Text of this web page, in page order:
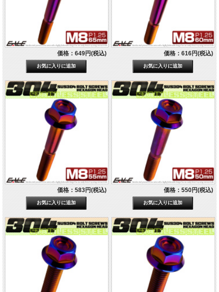
価格：649円(税込) 価格：616円(税込)
価格：583円(税込) 価格：550円(税込)